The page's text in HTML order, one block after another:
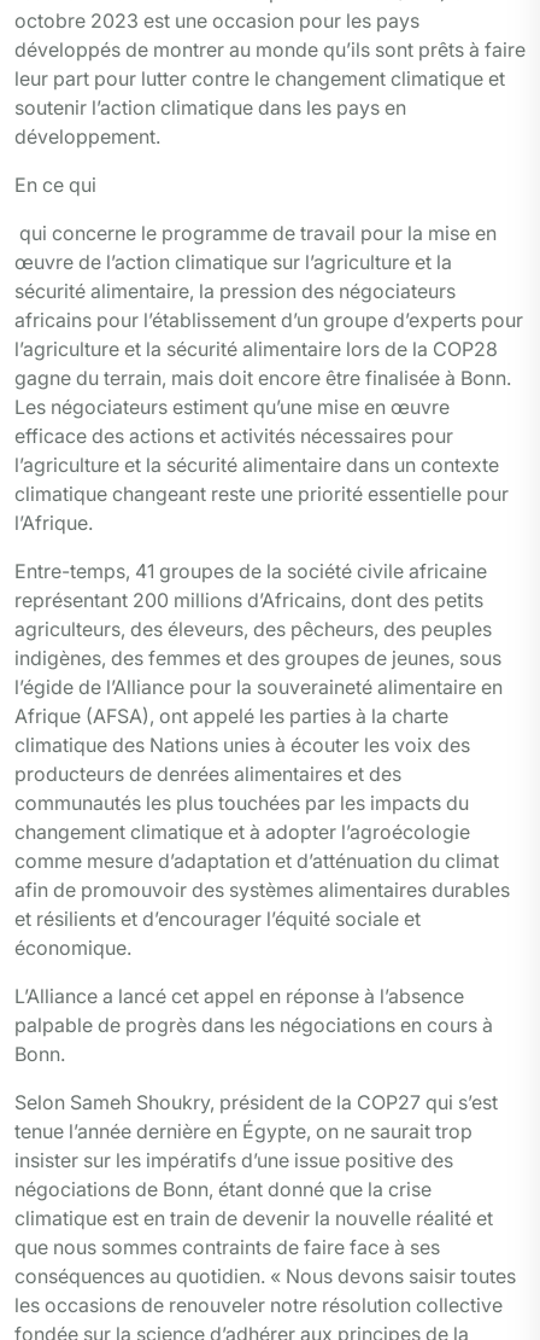
octobre 2023 est une occasion pour les pays
développés de montrer au monde qu’ils sont prêts à faire
leur part pour lutter contre le changement climatique et
soutenir l’action climatique dans les pays en
développement.
En ce qui
qui concerne le programme de travail pour la mise en
œuvre de l’action climatique sur l’agriculture et la
sécurité alimentaire, la pression des négociateurs
africains pour l’établissement d’un groupe d’experts pour
l’agriculture et la sécurité alimentaire lors de la COP28
gagne du terrain, mais doit encore être finalisée à Bonn.
Les négociateurs estiment qu’une mise en œuvre
efficace des actions et activités nécessaires pour
l’agriculture et la sécurité alimentaire dans un contexte
climatique changeant reste une priorité essentielle pour
l’Afrique.
Entre-temps, 41 groupes de la société civile africaine
représentant 200 millions d’Africains, dont des petits
agriculteurs, des éleveurs, des pêcheurs, des peuples
indigènes, des femmes et des groupes de jeunes, sous
l’égide de l’Alliance pour la souveraineté alimentaire en
Afrique (AFSA), ont appelé les parties à la charte
climatique des Nations unies à écouter les voix des
producteurs de denrées alimentaires et des
communautés les plus touchées par les impacts du
changement climatique et à adopter l’agroécologie
comme mesure d’adaptation et d’atténuation du climat
afin de promouvoir des systèmes alimentaires durables
et résilients et d’encourager l’équité sociale et
économique.
L’Alliance a lancé cet appel en réponse à l’absence
palpable de progrès dans les négociations en cours à
Bonn.
Selon Sameh Shoukry, président de la COP27 qui s’est
tenue l’année dernière en Égypte, on ne saurait trop
insister sur les impératifs d’une issue positive des
négociations de Bonn, étant donné que la crise
climatique est en train de devenir la nouvelle réalité et
que nous sommes contraints de faire face à ses
conséquences au quotidien. « Nous devons saisir toutes
les occasions de renouveler notre résolution collective
fondée sur la science d’adhérer aux principes de la